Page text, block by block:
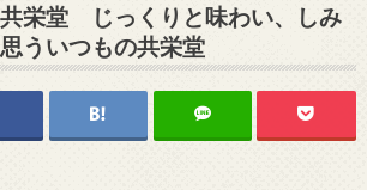
栄堂 じっくりと味わい、しみ
ういつもの共栄堂